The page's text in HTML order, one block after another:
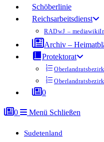
Schöberlinie
Reichsarbeitsdienst
RADwJ – mediawiki
Archiv –
Protektorat
0
0 Menü Schließen
Sudetenland